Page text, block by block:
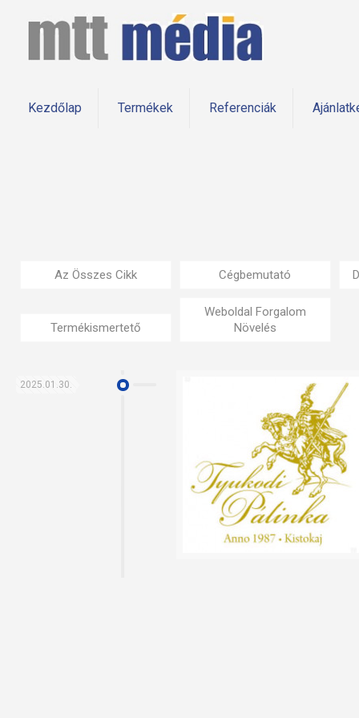
Kezdőlap Termékek Referenciák
Az Összes Cikk Cégbemutató
Termékismertető
Weboldal Forgalom
Növelés
2025.01.30.